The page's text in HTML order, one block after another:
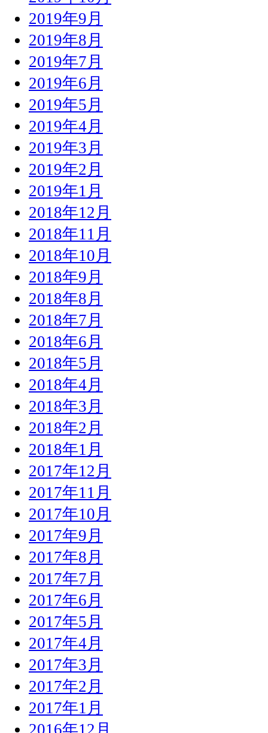
2019年9月
2019年8月
2019年7月
2019年6月
2019年5月
2019年4月
2019年3月
2019年2月
2019年1月
2018年12月
2018年11月
2018年10月
2018年9月
2018年8月
2018年7月
2018年6月
2018年5月
2018年4月
2018年3月
2018年2月
2018年1月
2017年12月
2017年11月
2017年10月
2017年9月
2017年8月
2017年7月
2017年6月
2017年5月
2017年4月
2017年3月
2017年2月
2017年1月
2016年12月